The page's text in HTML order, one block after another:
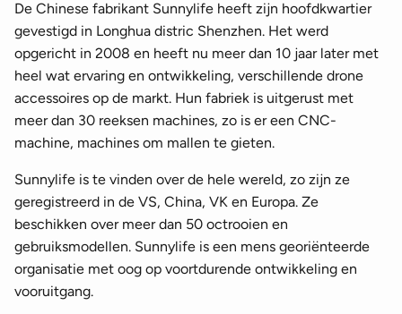
De Chinese fabrikant Sunnylife heeft zijn hoofdkwartier
gevestigd in Longhua distric Shenzhen. Het werd
opgericht in 2008 en heeft nu meer dan 10 jaar later met
heel wat ervaring en ontwikkeling, verschillende drone
accessoires op de markt. Hun fabriek is uitgerust met
meer dan 30 reeksen machines, zo is er een CNC-
machine, machines om mallen te gieten.
Sunnylife is te vinden over de hele wereld, zo zijn ze
geregistreerd in de VS, China, VK en Europa. Ze
beschikken over meer dan 50 octrooien en
gebruiksmodellen. Sunnylife is een mens georiënteerde
organisatie met oog op voortdurende ontwikkeling en
vooruitgang.